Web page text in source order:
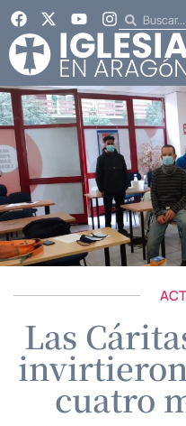
Las
invirtieron
cuatro